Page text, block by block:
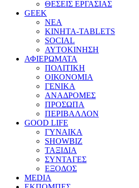
ΘΕΣΕΙΣ ΕΡΓΑΣΙΑΣ
GEEK
ΝΕΑ
ΚΙΝΗΤΑ-TABLETS
SOCIAL
ΑΥΤΟΚΙΝΗΣΗ
ΑΦΙΕΡΩΜΑΤΑ
ΠΟΛΙΤΙΚΗ
ΟΙΚΟΝΟΜΙΑ
ΓΕΝΙΚΑ
ΑΝΑΔΡΟΜΕΣ
ΠΡΟΣΩΠΑ
ΠΕΡΙΒΑΛΛΟΝ
GOOD LIFE
ΓΥΝΑΙΚΑ
SHOWBIZ
ΤΑΞΙΔΙΑ
ΣΥΝΤΑΓΕΣ
ΕΞΟΔΟΣ
MEDIA